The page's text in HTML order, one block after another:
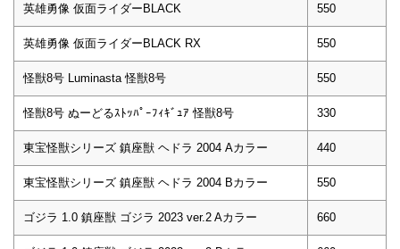
英雄勇像 仮面ライダーBLACK 550
英雄勇像 仮面ライダーBLACK RX 550
怪獣8号 Luminasta 怪獣8号 550
怪獣8号 ぬーどるｽﾄｯﾊﾟｰﾌｨｷﾞｭｱ 怪獣8号 330
東宝怪獣シリーズ 鎮座獣 ヘドラ 2004 Aカラー 440
東宝怪獣シリーズ 鎮座獣 ヘドラ 2004 Bカラー 550
ゴジラ 1.0 鎮座獣 ゴジラ 2023 ver.2 Aカラー 660